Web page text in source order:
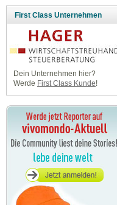
First Class Unternehmen
Dein Unternehmen hier?
Werde First Class Kunde!